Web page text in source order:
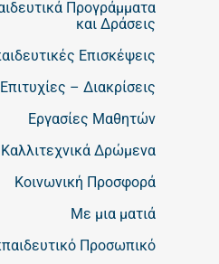
Προγράμματα
και Δράσεις
Επισκέψεις
Επιτυχίες – Διακρίσεις
Εργασίες Μαθητών
Καλλιτεχνικά Δρώμενα
Κοινωνική Προσφορά
Με μια ματιά
Προσωπικό